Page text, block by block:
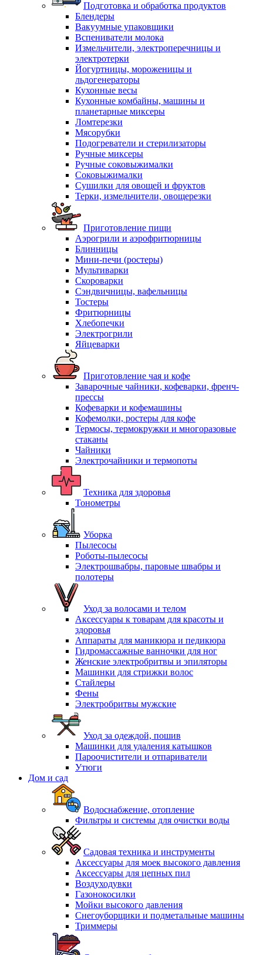
Подготовка и обработка продуктов
Блендеры
Вакуумные упаковщики
Вспениватели молока
Измельчители, электроперечницы и
электротерки
Йогуртницы, мороженицы и
льдогенераторы
Кухонные весы
Кухонные комбайны, машины и
планетарные миксеры
Ломтерезки
Мясорубки
Подогреватели и стерилизаторы
Ручные миксеры
Ручные соковыжималки
Соковыжималки
Сушилки для овощей и фруктов
Терки, измельчители, овощерезки
Приготовление пищи
Аэрогрили и аэрофритюрницы
Блинницы
Мини-печи (ростеры)
Мультиварки
Скороварки
Сэндвичницы, вафельницы
Тостеры
Фритюрницы
Хлебопечки
Электрогрили
Яйцеварки
Приготовление чая и кофе
Заварочные чайники, кофеварки, френч-
прессы
Кофеварки и кофемашины
Кофемолки, ростеры для кофе
Термосы, термокружки и многоразовые
стаканы
Чайники
Электрочайники и термопоты
Техника для здоровья
Тонометры
Уборка
Пылесосы
Роботы-пылесосы
Электрошвабры, паровые швабры и
полотеры
Уход за волосами и телом
Аксессуары к товарам для красоты и
здоровья
Аппараты для маникюра и педикюра
Гидромассажные ванночки для ног
Женские электробритвы и эпиляторы
Машинки для стрижки волос
Стайлеры
Фены
Электробритвы мужские
Уход за одеждой, пошив
Машинки для удаления катышков
Пароочистители и отпариватели
Утюги
Дом и сад
Водоснабжение, отопление
Фильтры и системы для очистки воды
Садовая техника и инструменты
Аксессуары для моек высокого давления
Аксессуары для цепных пил
Воздуходувки
Газонокосилки
Мойки высокого давления
Снегоуборщики и подметальные машины
Триммеры